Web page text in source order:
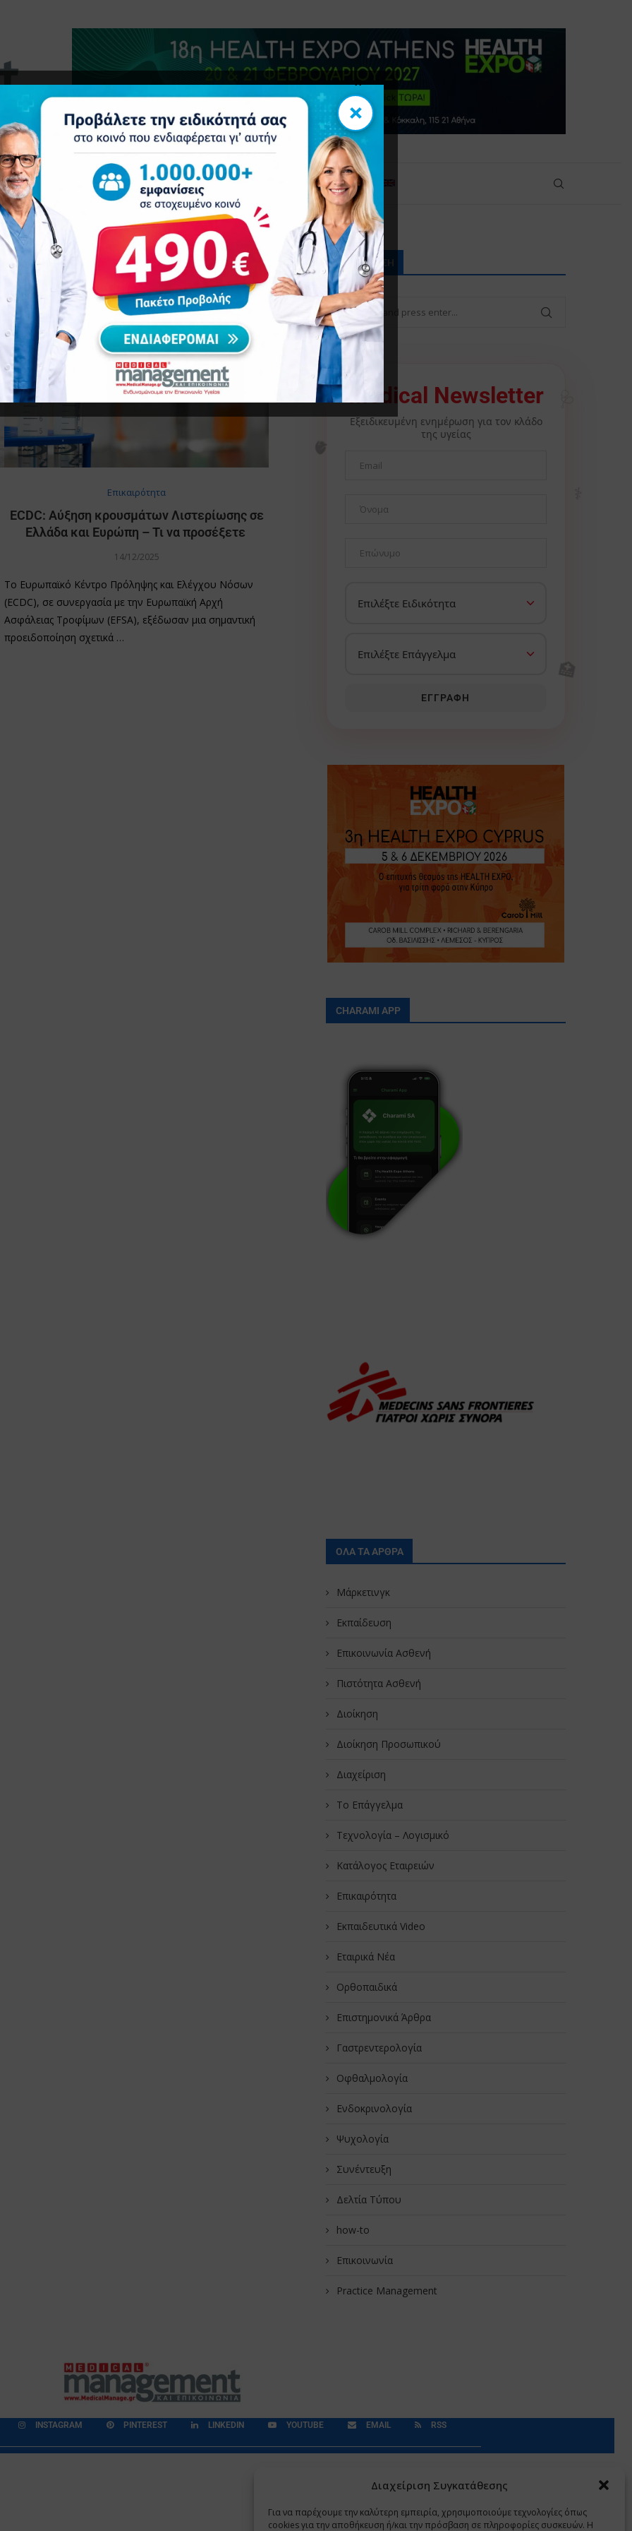
Διαχείριση Συγκατάθεσης
Για να παρέχουμε την καλύτερη εμπειρία, χρησιμοποιούμε τεχνολογίες όπως
cookies για την αποθήκευση ή/και την πρόσβαση σε πληροφορίες συσκευών. Η
Δελτία Τύπου Προβολή Ιατρού Συνέδρια Επικοινωνία
Επικαιρότητα
ECDC: Αύξηση κρουσμάτων Λιστερίωσης σε
Ελλάδα και Ευρώπη – Τι να προσέξετε
14/12/2025
Το Ευρωπαϊκό Κέντρο Πρόληψης και Ελέγχου Νόσων
(ECDC), σε συνεργασία με την Ευρωπαϊκή Αρχή
Ασφάλειας Τροφίμων (EFSA), εξέδωσαν μια σημαντική
προειδοποίηση σχετικά …
ΑΝΑΖΉΤΗΣΗ
Medical Newsletter
Εξειδικευμένη ενημέρωση για τον κλάδο
της υγείας
ΕΓΓΡΑΦΉ
CHARAMI APP
ΟΛΑ ΤΑ ΑΡΘΡΑ
Μάρκετινγκ
Εκπαίδευση
Επικοινωνία Ασθενή
Πιστότητα Ασθενή
Διοίκηση
Διοίκηση Προσωπικού
Διαχείριση
Το Επάγγελμα
Τεχνολογία – Λογισμικό
Κατάλογος Εταιρειών
Επικαιρότητα
Εκπαιδευτικά Video
Εταιρικά Νέα
Oρθοπαιδικά
Επιστημονικά Άρθρα
Γαστρεντερολογία
Οφθαλμολογία
Ενδοκρινολογία
Ψυχολογία
Συνέντευξη
Δελτία Τύπου
how-to
Επικοινωνία
Practice Management
INSTAGRAM PINTEREST LINKEDIN YOUTUBE EMAIL RSS
×
×